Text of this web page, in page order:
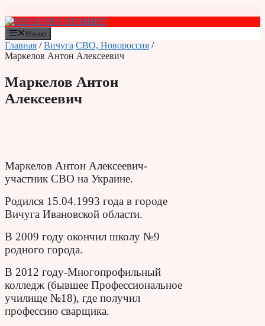
к
содержимому
Меню
Главная /Вичуга СВО, Новороссия /
Маркелов Антон Алексеевич
Маркелов Антон
Алексеевич
Маркелов Антон Алексеевич-
участник СВО на Украине.
Родился 15.04.1993 года в городе
Вичуга Ивановской области.
В 2009 году окончил школу №9
родного города.
В 2012 году-Многопрофильный
колледж (бывшее Профессиональное
училище №18), где получил
профессию сварщика.